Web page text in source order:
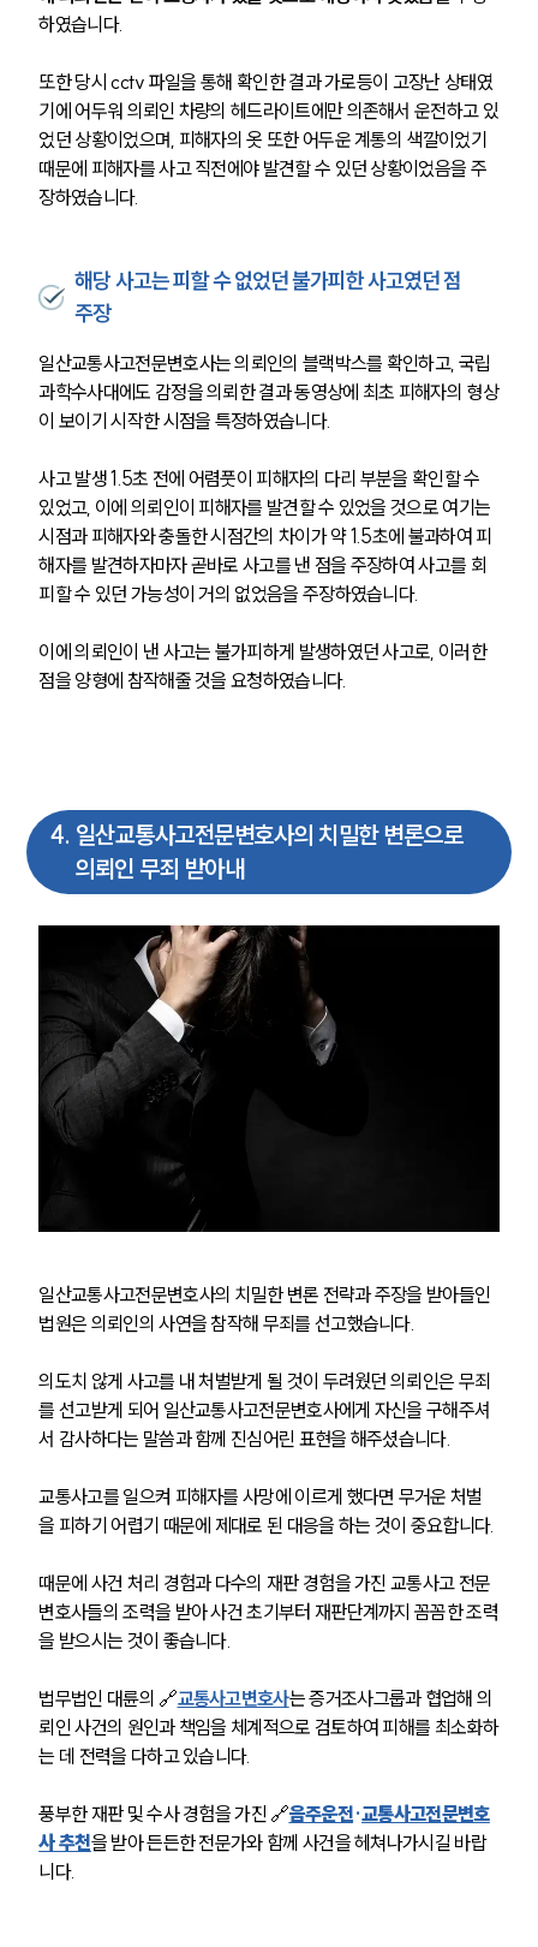
팀소개
대륜의 강점
오시는 길
고객의 소리
통합검색
업무사례
사례분석/최신동향
법률정보
법률지식인
고객후기
업무분야
하였습니다.
또한 당시 cctv 파일을 통해 확인한 결과 가로등이 고장난 상태였
기에 어두워 의뢰인 차량의 헤드라이트에만 의존해서 운전하고 있
었던 상황이었으며, 피해자의 옷 또한 어두운 계통의 색깔이었기
때문에 피해자를 사고 직전에야 발견할 수 있던 상황이었음을 주
장하였습니다.
해당 사고는 피할 수 없었던 불가피한 사고였던 점
주장
일산교통사고전문변호사는 의뢰인의 블랙박스를 확인하고, 국립
과학수사대에도 감정을 의뢰한 결과 동영상에 최초 피해자의 형상
이 보이기 시작한 시점을 특정하였습니다.
사고 발생 1.5초 전에 어렴풋이 피해자의 다리 부분을 확인할 수
있었고, 이에 의뢰인이 피해자를 발견할 수 있었을 것으로 여기는
시점과 피해자와 충돌한 시점간의 차이가 약 1.5초에 불과하여 피
해자를 발견하자마자 곧바로 사고를 낸 점을 주장하여 사고를 회
피할 수 있던 가능성이 거의 없었음을 주장하였습니다.
이에 의뢰인이 낸 사고는 불가피하게 발생하였던 사고로, 이러한
점을 양형에 참작해줄 것을 요청하였습니다.
4. 일산교통사고전문변호사의 치밀한 변론으로
의뢰인 무죄 받아내
일산교통사고전문변호사의 치밀한 변론 전략과 주장을 받아들인
법원은 의뢰인의 사연을 참작해 무죄를 선고했습니다.
의도치 않게 사고를 내 처벌받게 될 것이 두려웠던 의뢰인은 무죄
를 선고받게 되어 일산교통사고전문변호사에게 자신을 구해주셔
서 감사하다는 말씀과 함께 진심어린 표현을 해주셨습니다.
교통사고를 일으켜 피해자를 사망에 이르게 했다면 무거운 처벌
을 피하기 어렵기 때문에 제대로 된 대응을 하는 것이 중요합니다.
때문에 사건 처리 경험과 다수의 재판 경험을 가진 교통사고 전문
변호사들의 조력을 받아 사건 초기부터 재판단계까지 꼼꼼한 조력
을 받으시는 것이 좋습니다.
법무법인 대륜의 🔗교통사고변호사는 증거조사그룹과 협업해 의
뢰인 사건의 원인과 책임을 체계적으로 검토하여 피해를 최소화하
는 데 전력을 다하고 있습니다.
풍부한 재판 및 수사 경험을 가진 🔗음주운전·교통사고전문변호
사 추천을 받아 든든한 전문가와 함께 사건을 헤쳐나가시길 바랍
니다.